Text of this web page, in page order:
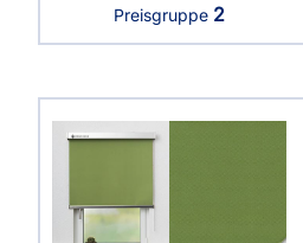
Preisgruppe 2